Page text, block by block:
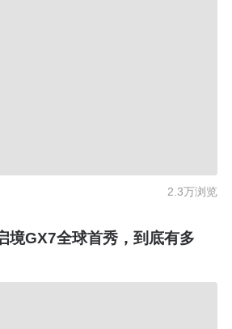
2.3万浏览
境GX7全球首秀，到底有多